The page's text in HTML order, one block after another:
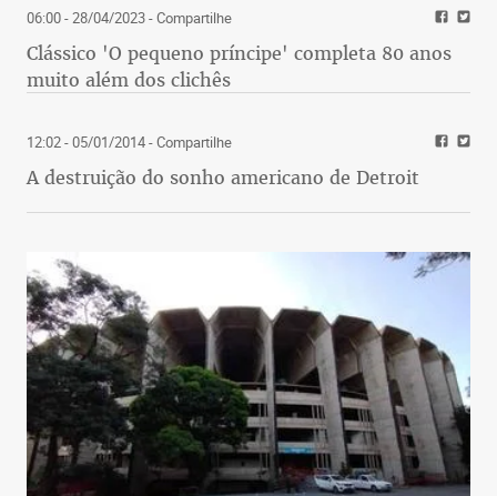
06:00 - 28/04/2023- Compartilhe
Clássico 'O pequeno príncipe' completa 80 anos
muito além dos clichês
12:02 - 05/01/2014- Compartilhe
A destruição do sonho americano de Detroit